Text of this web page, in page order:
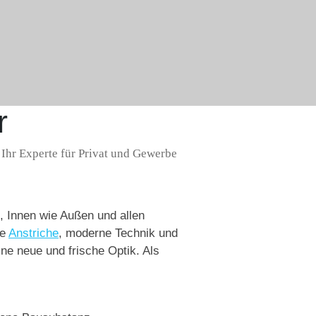
Experte für Privat und Gewerbe
wie Außen und allen
Anstriche, moderne Technik und
neue und frische Optik. Als